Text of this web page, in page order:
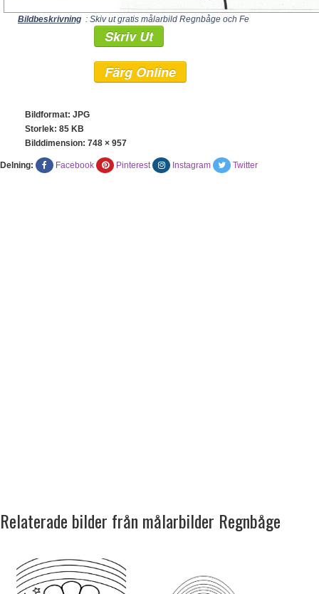
Bildbeskrivning : Skiv ut gratis målarbild Regnbåge och Fe
Skriv Ut
Färg Online
Bildformat: JPG
Storlek: 85 KB
Bilddimension: 748 × 957
Delning: Facebook Pinterest Instagram Twitter
Relaterade bilder från målarbilder Regnbåge